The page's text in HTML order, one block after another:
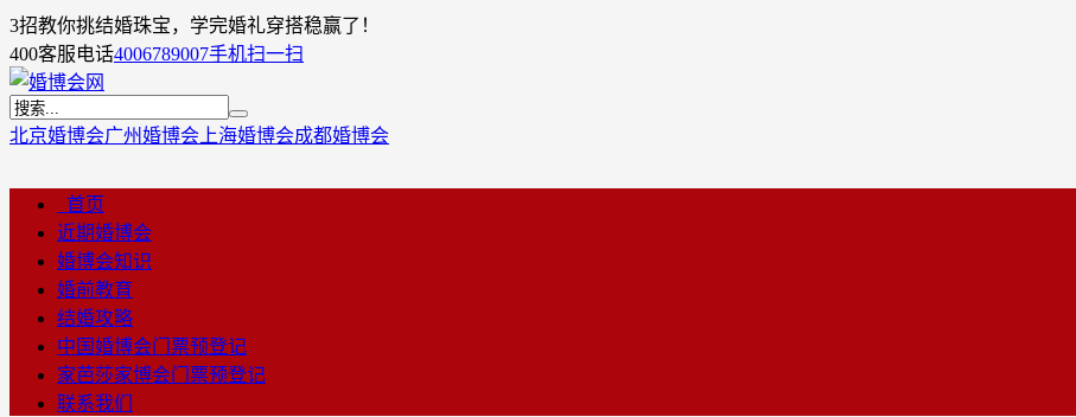
3招教你挑结婚珠宝，学完婚礼穿搭稳赢了！
400客服电话4006789007手机扫一扫
北京婚博会广州婚博会 上海婚博会成都婚博会
首页
近期婚博会
婚博会知识
婚前教育
结婚攻略
中国婚博会门票预登记
家芭莎家博会门票预登记
联系我们